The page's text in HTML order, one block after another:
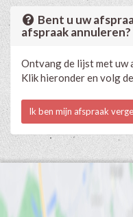
Bent u uw
afspraak annuleren?
Ontvang de lijst met uw
Klik hieronder en volg
Ik ben mijn afspraak